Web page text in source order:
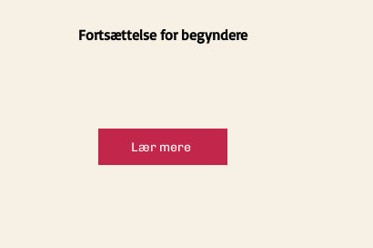
Fortsættelse for begyndere
Lær mere